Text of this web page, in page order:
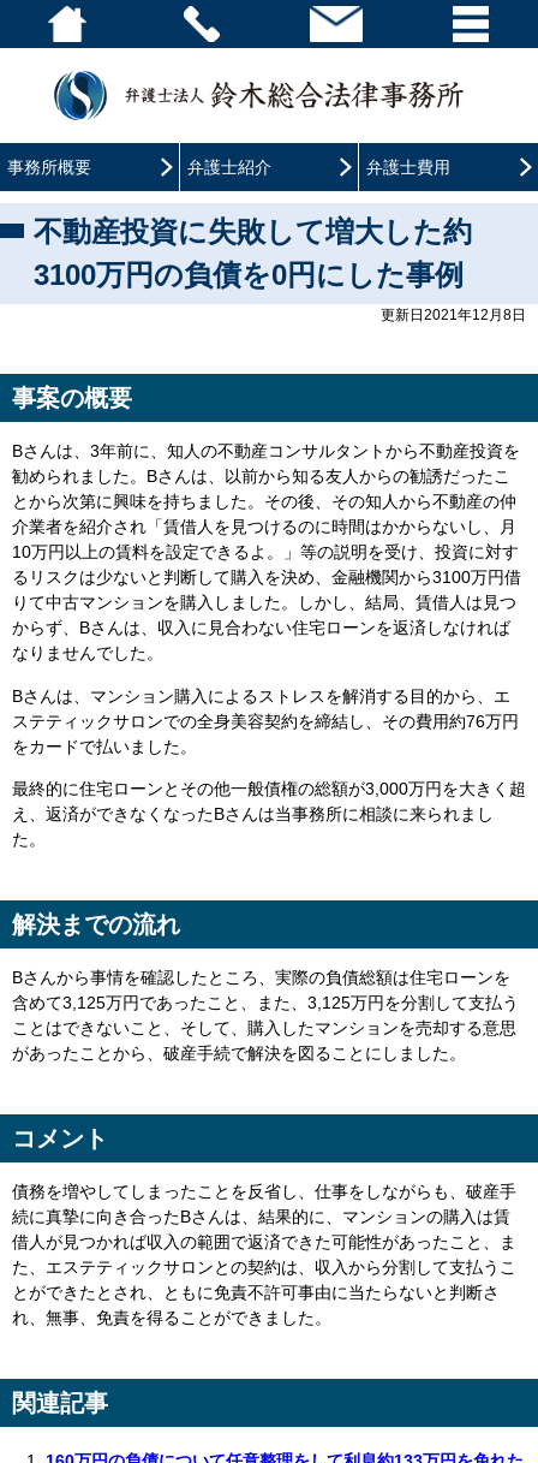
事務所概要 弁護士紹介 弁護士費用
不動産投資に失敗して増大した約
3100万円の負債を0円にした事例
更新日2021年12月8日
事案の概要
Bさんは、 3年前に、知人の不動産コンサルタントから不動産投資を
勧められました。 Bさんは、以前から知る友人からの勧誘だったこ
とから次第に興味を持ちました。その後、その知人から不動産の仲
介業者を紹介され「賃借人を見つけるのに時間はかからないし、月
10万円以上の賃料を設定できるよ。」等の説明を受け、投資に対す
るリスクは少ないと判断して購入を決め、金融機関から3100万円借
りて中古マンションを購入しました。しかし、結局、賃借人は見つ
からず、 Bさんは、収入に見合わない住宅ローンを返済しなければ
なりませんでした。
Bさんは、マンション購入によるストレスを解消する目的から、エ
ステティックサロンでの全身美容契約を締結し、その費用約76万円
をカードで払いました。
最終的に住宅ローンとその他一般債権の総額が3,000万円を大きく超
え、返済ができなくなったBさんは当事務所に相談に来られまし
た。
解決までの流れ
Bさんから事情を確認したところ、実際の負債総額は住宅ローンを
含めて3,125万円であったこと、また、 3,125万円を分割して支払う
ことはできないこと、そして、購入したマンションを売却する意思
があったことから、破産手続で解決を図ることにしました。
コメント
債務を増やしてしまったことを反省し、仕事をしながらも、破産手
続に真摯に向き合ったBさんは、結果的に、マンションの購入は賃
借人が見つかれば収入の範囲で返済できた可能性があったこと、ま
た、エステティックサロンとの契約は、収入から分割して支払うこ
とができたとされ、ともに免責不許可事由に当たらないと判断さ
れ、無事、免責を得ることができました。
関連記事